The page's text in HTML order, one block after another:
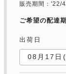
販売期間：'22/
ご希望の配達
出荷日